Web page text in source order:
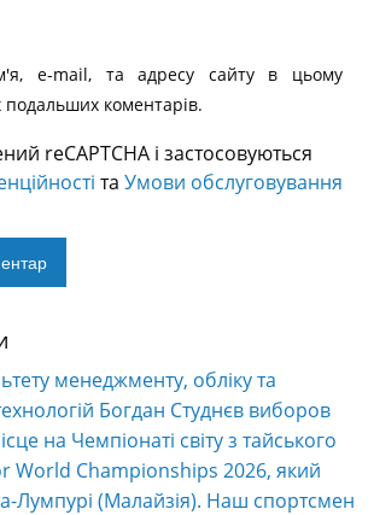
e-mail, та адресу сайту в цьому
подальших коментарів.
reCAPTCHA і застосовуються
та Умови обслуговування
менеджменту, обліку та
Богдан Студнєв виборов
на Чемпіонаті світу з тайського
World Championships 2026, який
Лумпурі (Малайзія). Наш спортсмен